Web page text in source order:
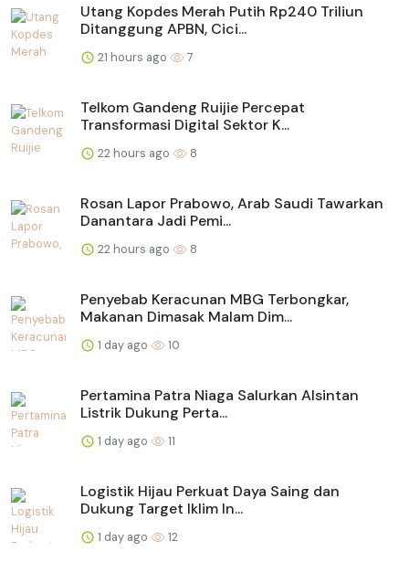
Utang Kopdes Merah Putih Rp240 Triliun
Ditanggung APBN, Cici...
21 hours ago 7
Telkom Gandeng Ruijie Percepat
Transformasi Digital Sektor K...
22 hours ago 8
Rosan Lapor Prabowo, Arab Saudi Tawarkan
Danantara Jadi Pemi...
22 hours ago 8
Penyebab Keracunan MBG Terbongkar,
Makanan Dimasak Malam Dim...
1 day ago 10
Pertamina Patra Niaga Salurkan Alsintan
Listrik Dukung Perta...
1 day ago 11
Logistik Hijau Perkuat Daya Saing dan
Dukung Target Iklim In...
1 day ago 12